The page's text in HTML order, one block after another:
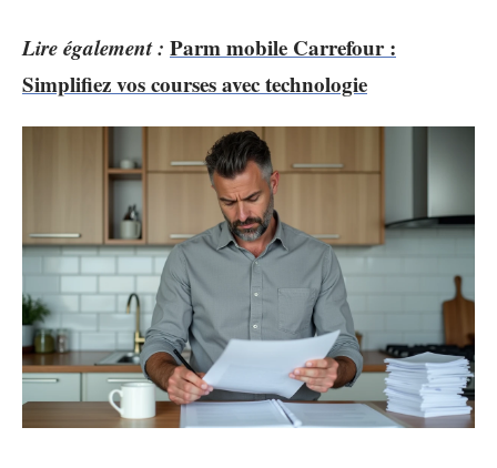
Lire également : Parm mobile Carrefour :
Simplifiez vos courses avec technologie